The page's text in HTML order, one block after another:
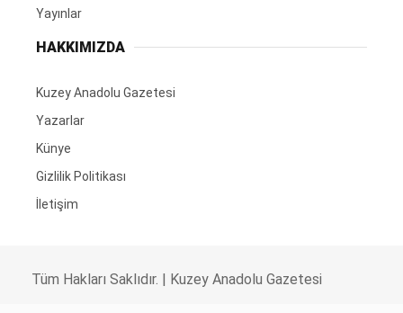
Yayınlar
HAKKIMIZDA
Kuzey Anadolu Gazetesi
Yazarlar
Künye
Gizlilik Politikası
İletişim
Tüm Hakları Saklıdır. | Kuzey Anadolu Gazetesi